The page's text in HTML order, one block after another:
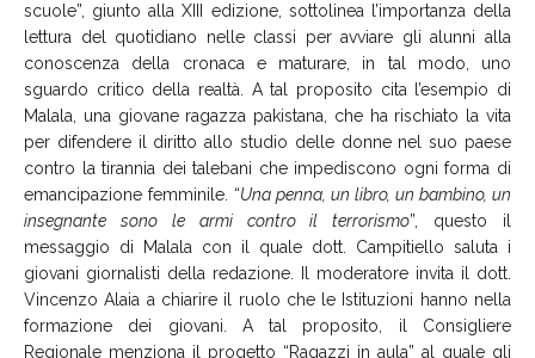
scuole”, giunto alla XIII edizione, sottolinea l’importanza della
lettura del quotidiano nelle classi per avviare gli alunni alla
conoscenza della cronaca e maturare, in tal modo, uno
sguardo critico della realtà. A tal proposito cita l’esempio di
Malala, una giovane ragazza pakistana, che ha rischiato la vita
per difendere il diritto allo studio delle donne nel suo paese
contro la tirannia dei talebani che impediscono ogni forma di
emancipazione femminile. “Una penna, un libro, un bambino, un
insegnante sono le armi contro il terrorismo”, questo il
messaggio di Malala con il quale dott. Campitiello saluta i
giovani giornalisti della redazione. Il moderatore invita il dott.
Vincenzo Alaia a chiarire il ruolo che le Istituzioni hanno nella
formazione dei giovani. A tal proposito, il Consigliere
Regionale menziona il progetto “Ragazzi in aula” al quale gli